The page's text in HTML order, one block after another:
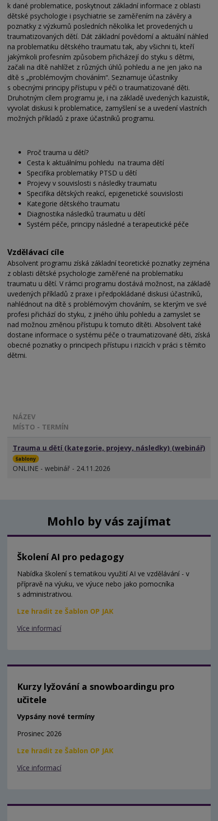
k dané problematice, poskytnout základní informace z oblasti
dětské psychologie i psychiatrie se zaměřením na závěry a
poznatky z výzkumů posledních několika let provedených u
traumatizovaných dětí. Dát základní povědomí a aktuální náhled
na problematiku dětského traumatu tak, aby všichni ti, kteří
jakýmkoli profesním způsobem přicházejí do styku s dětmi,
začali na dítě nahlížet z různých úhlů pohledu a ne jen jako na
dítě s „problémovým chováním“. Seznamuje účastníky
s obecnými principy přístupu v péči o traumatizované děti.
Druhotným cílem programu je, i na základě uvedených kazuistik,
vyvolat diskusi k problematice, zamyšlení se a uvedení vlastních
možných příkladů z praxe účastníků programu.
Proč trauma u dětí?
Cesta k aktuálnímu pohledu na trauma dětí
Specifika problematiky PTSD u dětí
Projevy v souvislosti s následky traumatu
Specifika dětských reakcí, epigenetické souvislosti
Kategorie dětského traumatu
Diagnostika následků traumatu u dětí
Systém péče, principy následné a terapeutické péče
Vzdělávací cíle
Absolvent programu získá základní teoretické poznatky zejména
z oblasti dětské psychologie zaměřené na problematiku
traumatu u dětí. V rámci programu dostává možnost, na základě
uvedených příkladů z praxe i předpokládané diskusi účastníků,
nahlédnout na dítě s problémovým chováním, se kterým ve své
profesi přichází do styku, z jiného úhlu pohledu a zamyslet se
nad možnou změnou přístupu k tomuto dítěti. Absolvent také
dostane informace o systému péče o traumatizované děti, získá
obecné poznatky o principech přístupu i rizicích v práci s těmito
dětmi.
NÁZEV
MÍSTO - TERMÍN
Trauma u dětí (kategorie, projevy, následky) (webinář)
šablony
ONLINE - webinář - 24.11.2026
Mohlo by vás zajímat
Školení AI pro pedagogy
Nabídka školení s tematikou využití AI ve vzdělávání - v
přípravě na výuku, ve výuce nebo jako pomocníka
s administrativou.
Lze hradit ze Šablon OP JAK
Více informací
Kurzy lyžování a snowboardingu pro
učitele
Vypsány nové termíny
Prosinec 2026
Lze hradit ze Šablon OP JAK
Více informací